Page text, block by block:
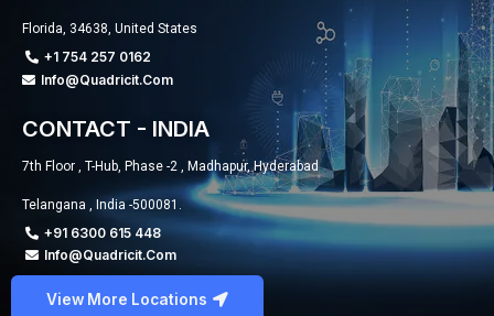
Florida, 34638, United States
+1 754 257 0162
Info@quadricit.com
CONTACT - INDIA
7th Floor , T-Hub, Phase -2 , Madhapur, Hyderabad
Telangana , India -500081.
+91 6300 615 448
Info@quadricit.com
View More Locations